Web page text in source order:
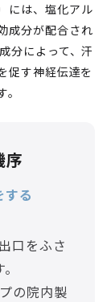
には、塩化アル
成分が配合され
分によって、汗
促す神経伝達を
序
る
口をふさ
の院内製